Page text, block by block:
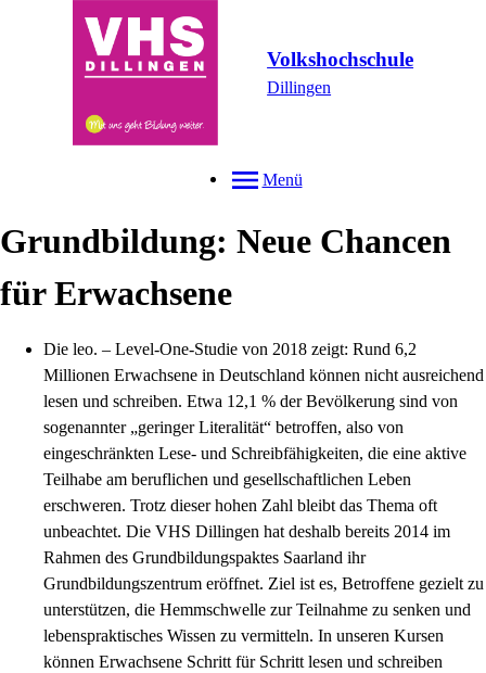
Volkshochschule
Dillingen
Menü
Grundbildung: Neue Chancen
für Erwachsene
Die leo. – Level-One-Studie von 2018 zeigt: Rund 6,2
Millionen Erwachsene in Deutschland können nicht ausreichend
lesen und schreiben. Etwa 12,1 % der Bevölkerung sind von
sogenannter „geringer Literalität“ betroffen, also von
eingeschränkten Lese- und Schreibfähigkeiten, die eine aktive
Teilhabe am beruflichen und gesellschaftlichen Leben
erschweren. Trotz dieser hohen Zahl bleibt das Thema oft
unbeachtet. Die VHS Dillingen hat deshalb bereits 2014 im
Rahmen des Grundbildungspaktes Saarland ihr
Grundbildungszentrum eröffnet. Ziel ist es, Betroffene gezielt zu
unterstützen, die Hemmschwelle zur Teilnahme zu senken und
lebenspraktisches Wissen zu vermitteln. In unseren Kursen
können Erwachsene Schritt für Schritt lesen und schreiben